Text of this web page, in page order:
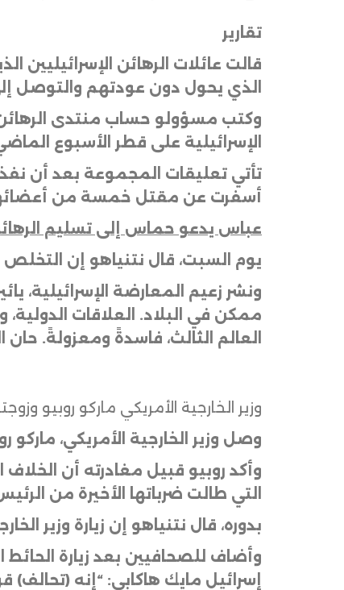
تقارير
قالت عائلات الرهائن الإسرائيليين
الذي يحول دون عودتهم والتوصل
وكتب مسؤولو حساب منتدى الرهائن
الإسرائيلية على قطر الأسبوع
تأتي تعليقات المجموعة بعد أن
أسفرت عن مقتل خمسة من
عباس يدعو حماس إلى تسليم
يوم السبت، قال نتنياهو إن
ونشر زعيم المعارضة الإسرائيلية،
ممكن في البلاد. العلاقات
العالم الثالث، فاسدةً ومعزولةً.
وزير الخارجية الأمريكي ماركو روبيو
وصل وزير الخارجية الأمريكي،
وأكد روبيو قبيل مغادرته أن
التي طالت ضرباتها الأخيرة من
بدوره، قال نتنياهو إن زيارة وزير
وأضاف للصحافيين بعد زيارة
إسرائيل مايك هاكابي: “إنه